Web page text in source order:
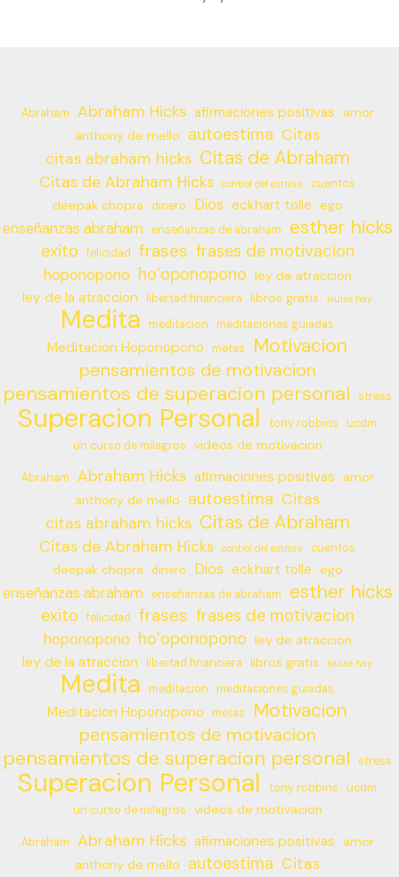
Abraham Abraham Hicks afirmaciones positivas
amor
anthony de mello
autoestima Citas
citas abraham hicks Citas de Abraham
Citas de Abraham Hicks control del estress cuentos
deepak chopra dinero Dios eckhart tolle ego
enseñanzas abraham enseñanzas de abraham esther hicks
exito felicidad frases frases de motivacion
hoponopono ho’oponopono ley de atraccion
ley de la atraccion libertad financiera libros gratis louise hay
Medita meditacion meditaciones guiadas
Meditacion Hoponopono metas Motivacion
pensamientos de motivacion
pensamientos de superacion personal stress
Superacion Personal tony robbins
ucdm
un curso de milagros
videos de motivacion
Abraham Abraham Hicks afirmaciones positivas
amor
anthony de mello
autoestima Citas
citas abraham hicks Citas de Abraham
Citas de Abraham Hicks control del estress cuentos
deepak chopra dinero Dios eckhart tolle ego
enseñanzas abraham enseñanzas de abraham esther hicks
exito felicidad frases frases de motivacion
hoponopono ho’oponopono ley de atraccion
ley de la atraccion libertad financiera libros gratis louise hay
Medita meditacion meditaciones guiadas
Meditacion Hoponopono metas Motivacion
pensamientos de motivacion
pensamientos de superacion personal stress
Superacion Personal tony robbins
ucdm
un curso de milagros
videos de motivacion
Abraham Abraham Hicks afirmaciones positivas
amor
anthony de mello
autoestima Citas